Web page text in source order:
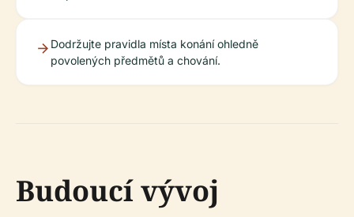
Dodržujte pravidla místa konání ohledně
povolených předmětů a chování.
Budoucí vývoj